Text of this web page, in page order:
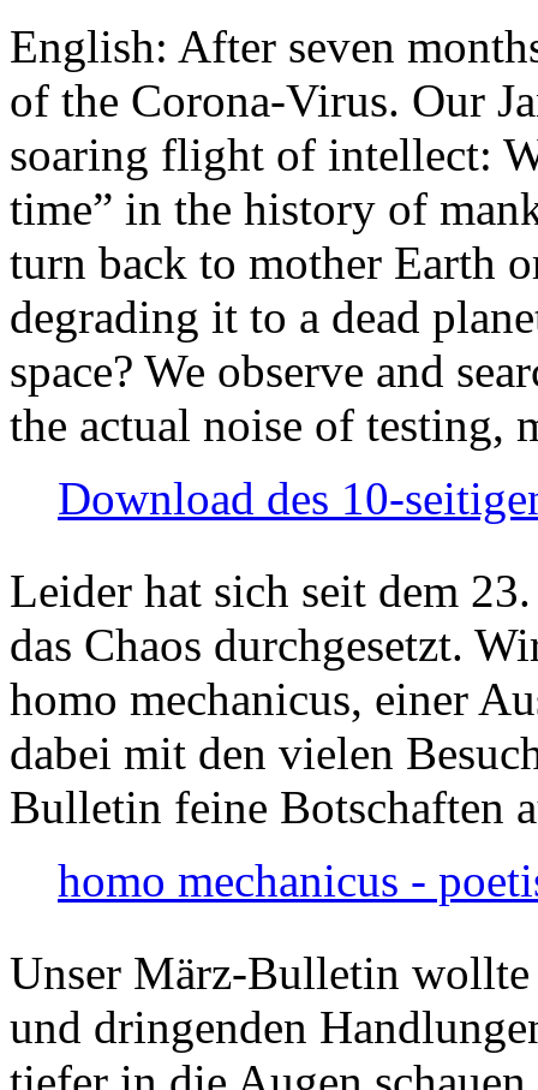
English: After seven
of the Corona-Virus. Our
soaring flight of intellect:
time” in the history of
turn back to mother Earth
degrading it to a dead
space? We observe and
the actual noise of testing,
Download des 10-
Leider hat sich seit dem
das Chaos durchgesetzt.
homo mechanicus, einer
dabei mit den vielen
Bulletin feine Botschaften
homo mechanicus -
Unser März-Bulletin
und dringenden